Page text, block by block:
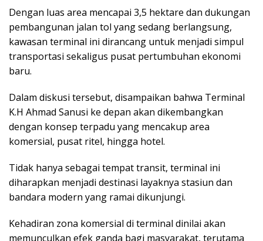
Dengan luas area mencapai 3,5 hektare dan dukungan
pembangunan jalan tol yang sedang berlangsung,
kawasan terminal ini dirancang untuk menjadi simpul
transportasi sekaligus pusat pertumbuhan ekonomi
baru.
Dalam diskusi tersebut, disampaikan bahwa Terminal
K.H Ahmad Sanusi ke depan akan dikembangkan
dengan konsep terpadu yang mencakup area
komersial, pusat ritel, hingga hotel.
Tidak hanya sebagai tempat transit, terminal ini
diharapkan menjadi destinasi layaknya stasiun dan
bandara modern yang ramai dikunjungi.
Kehadiran zona komersial di terminal dinilai akan
memunculkan efek ganda bagi masyarakat, terutama